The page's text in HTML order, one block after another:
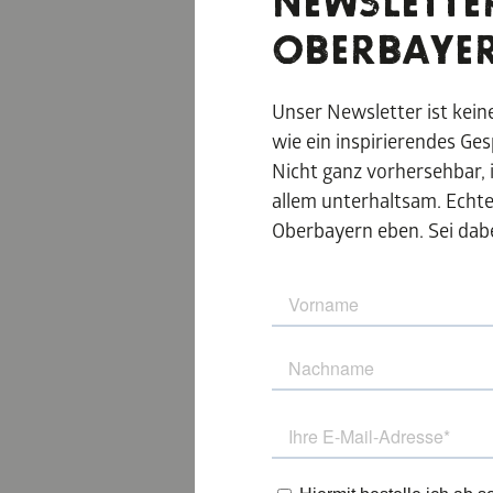
bäuerliche Leben
Weitere
WEITERE
Unser Newsletter ist
wie ein inspirierendes
Nicht ganz
allem unterhaltsam.
Oberbayern eben. Sei